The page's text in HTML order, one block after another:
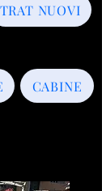
TRAT NUOVI
CABINE